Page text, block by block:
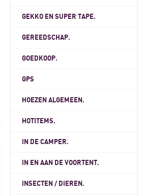
GEKKO EN SUPER TAPE.
GEREEDSCHAP.
GOEDKOOP.
GPS
HOEZEN ALGEMEEN.
HOTITEMS.
IN DE CAMPER.
IN EN AAN DE VOORTENT.
INSECTEN / DIEREN.